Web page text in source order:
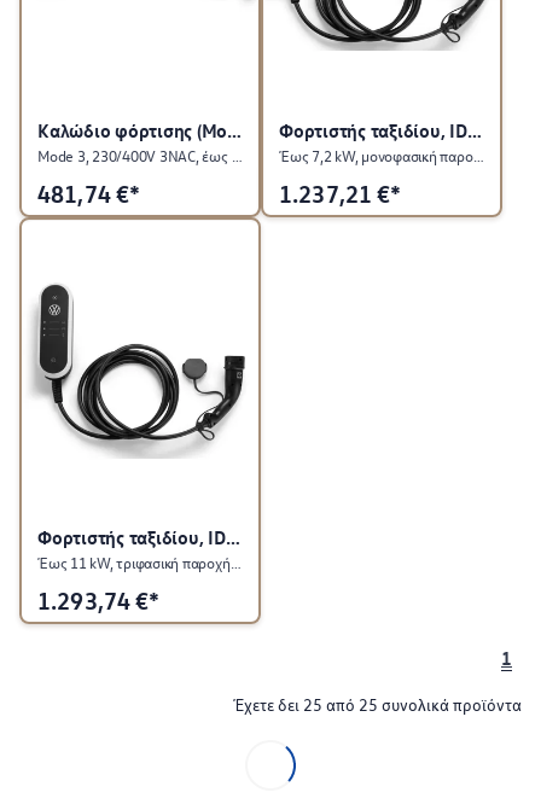
Καλώδιο φόρτισης (Mode 3)
481,74€*
Φορτιστής ταξιδίου, ID. Charger Travel
Έως 7,2 kW, μονοφασική παροχή 32 A
1.237,21 €*
Φορτιστής ταξιδίου, ID. Charger Travel
Έως 11 kW, τριφασική παροχή 16 A
1.293,74€*
1
Έχετε δει 25 από 25 συνολικά προϊόντα